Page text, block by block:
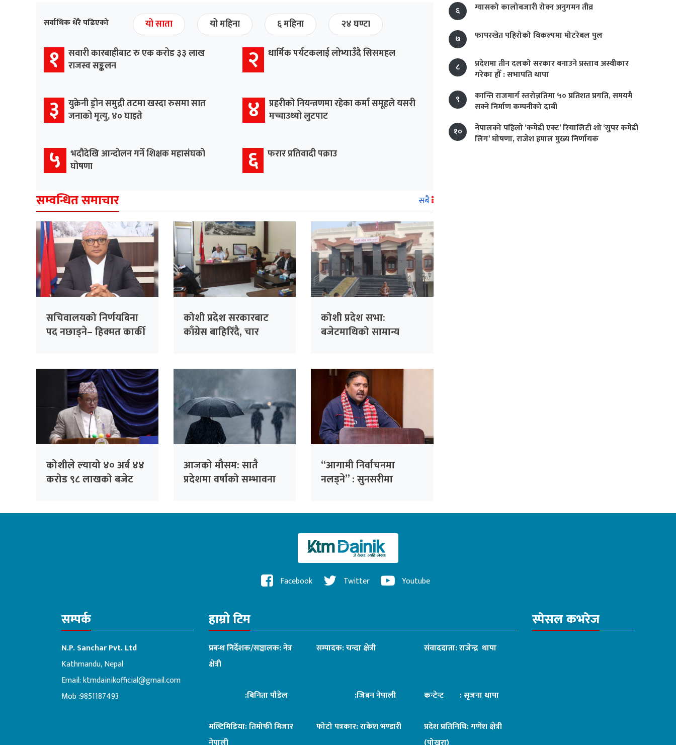
सर्वाधिक धेरै पढिएको यो साता यो महिना ६ महिना २४ घण्टा
१ सवारी कारबाहीबाट रु एक करोड ३३ लाख
राजस्व सङ्कलन
२ धार्मिक पर्यटकलाई लोभ्याउँदै सिसमहल
३ युक्रेनी ड्रोन समुद्री तटमा खस्दा रुसमा सात
जनाको मृत्यु, ४० घाइते
४ प्रहरीको नियन्त्रणमा रहेका कर्मा समूहले यसरी
मच्चाउथ्यो लुटपाट
५ भदौदेखि आन्दोलन गर्ने शिक्षक महासंघको
घोषणा
६ फरार प्रतिवादी पक्राउ
सम्वन्धित समाचार सबै
सचिवालयको निर्णयबिना
पद नछाड्ने– हिक्मत कार्की
कोशी प्रदेश सरकारबाट
काँग्रेस बाहिरिँदै, चार
कोशी प्रदेश सभा:
बजेटमाथिको सामान्य
कोशीले ल्यायो ४० अर्ब ४४
करोड ९८ लाखको बजेट
आजको मौसम: सातै
प्रदेशमा वर्षाको सम्भावना
“आगामी निर्वाचनमा
नलड्ने” : सुनसरीमा
६
ग्यासको कालोबजारी रोक्न अनुगमन तीव्र
७ फापरखेत पहिरोको विकल्पमा मोटरेबल पुल
८
प्रदेशमा तीन दलको सरकार बनाउने प्रस्ताव अस्वीकार
गरेका हौँ : सभापति थापा
९
कान्ति राजमार्ग स्तरोन्नतिमा ५० प्रतिशत प्रगति, समयमै
सक्ने निर्माण कम्पनीको दाबी
१०
नेपालको पहिलो ‘कमेडी एक्ट’ रियालिटी शो ‘सुपर कमेडी
लिग’ घोषणा, राजेश हमाल मुख्य निर्णायक
Facebook Twitter Youtube
सम्पर्क
N.P. Sanchar Pvt. Ltd
Kathmandu, Nepal
Email:ktmdainikofficial@gmail.com
Mob :9851187493
हाम्रो टिम
प्रबन्ध निर्देशक/सञ्चालक: नेत्र
क्षेत्री
सम्पादक: चन्दा क्षेत्री संवाददाता: राजेन्द्र थापा
:बिनिता पौडेल :जिबन नेपाली कन्टेन्ट : सृजना थापा
मल्टिमिडिया: तिमोफी मिजार
फोटो पत्रकार: राकेश भण्डारी
प्रदेश प्रतिनिधि: गणेश क्षेत्री
स्पेसल कभरेज